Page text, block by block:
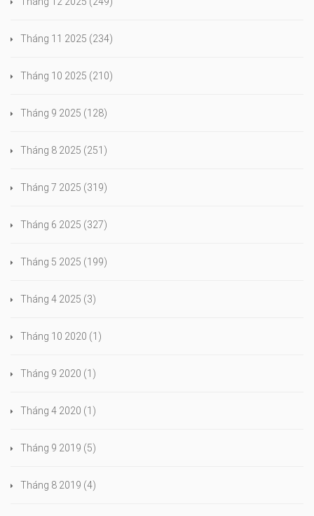
Tháng 11 2025 (234)
Tháng 10 2025 (210)
Tháng 9 2025 (128)
Tháng 8 2025 (251)
Tháng 7 2025 (319)
Tháng 6 2025 (327)
Tháng 5 2025 (199)
Tháng 4 2025 (3)
Tháng 10 2020 (1)
Tháng 9 2020 (1)
Tháng 4 2020 (1)
Tháng 9 2019 (5)
Tháng 8 2019 (4)